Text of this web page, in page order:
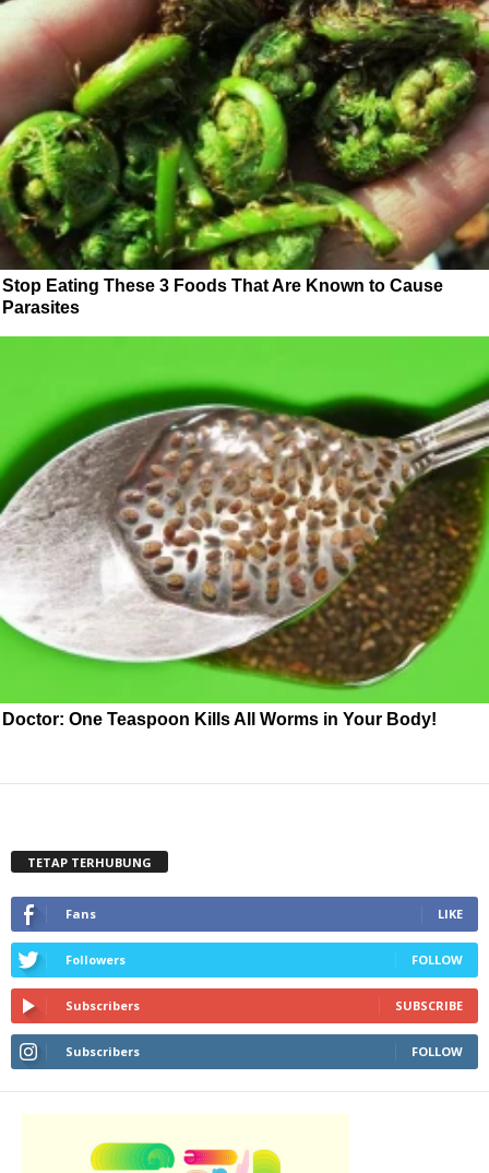
Stop Eating These 3 Foods That Are Known to Cause
Parasites
Doctor: One Teaspoon Kills All Worms in Your Body!
TETAP TERHUBUNG
Fans LIKE
Followers FOLLOW
Subscribers SUBSCRIBE
Subscribers FOLLOW